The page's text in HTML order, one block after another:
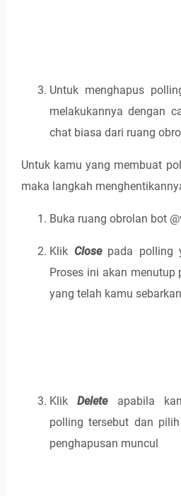
Untuk menghapus
melakukannya dengan
chat biasa dari ruang
Untuk kamu yang membuat
maka langkah
Buka ruang obrolan bot
Klik Closepada polling
Proses ini akan
yang telah kamu sebarkan
KlikDeleteapabila
polling tersebut dan pilih
penghapusan muncul